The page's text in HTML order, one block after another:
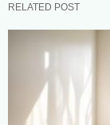
RELATED POST